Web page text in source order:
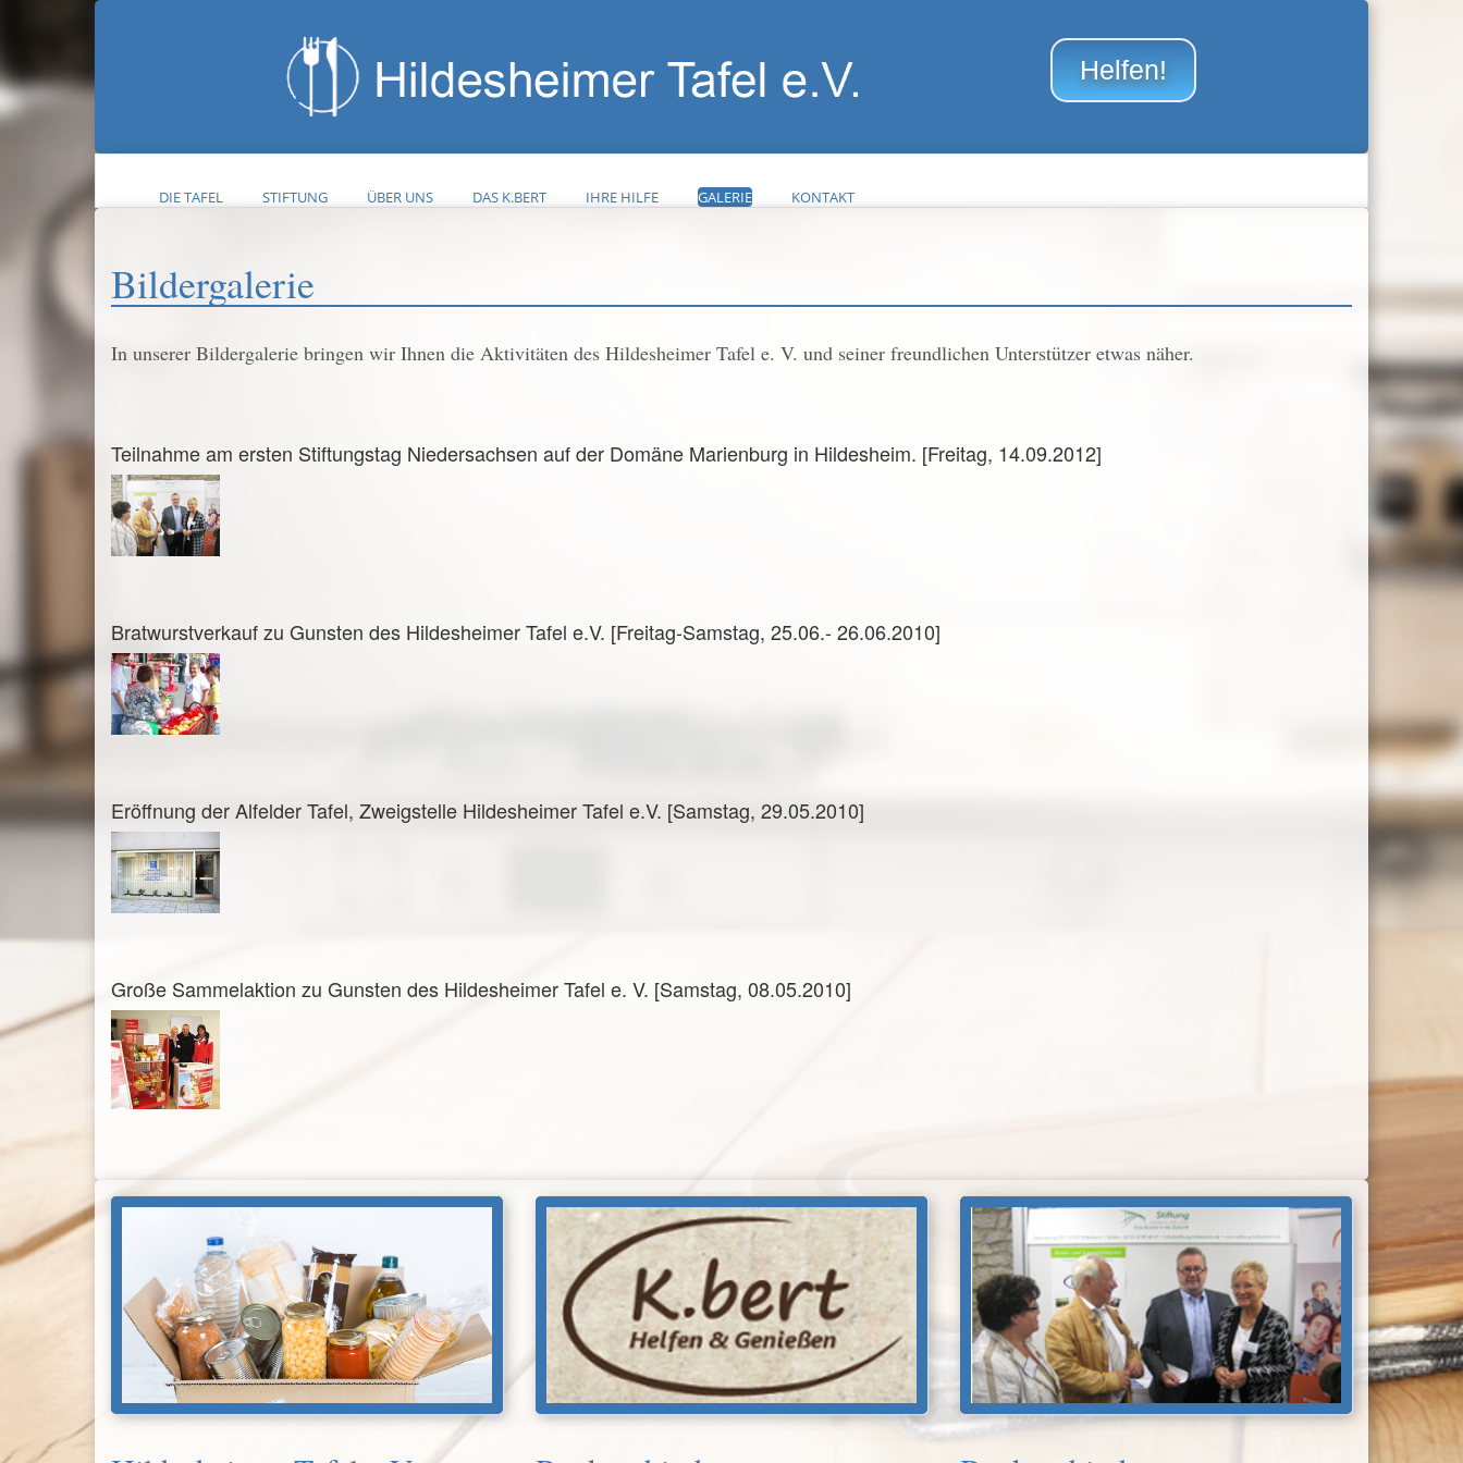
Helfen!
DIE TAFEL STIFTUNG ÜBER UNS DAS K.BERT IHRE HILFE GALERIE KONTAKT
Bildergalerie
In unserer Bildergalerie bringen wir Ihnen die Aktivitäten des Hildesheimer Tafel e. V. und seiner freundlichen Unterstützer etwas näher.
Teilnahme am ersten Stiftungstag Niedersachsen auf der Domäne Marienburg in Hildesheim. [Freitag, 14.09.2012]
Bratwurstverkauf zu Gunsten des Hildesheimer Tafel e.V. [Freitag-Samstag, 25.06.- 26.06.2010]
Eröffnung der Alfelder Tafel, Zweigstelle Hildesheimer Tafel e.V. [Samstag, 29.05.2010]
Große Sammelaktion zu Gunsten des Hildesheimer Tafel e. V. [Samstag, 08.05.2010]